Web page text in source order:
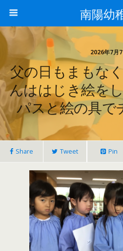
南陽幼
2026年7月
父の日もまもな
んははじき絵を
パスと絵の具で
Share Tweet Pin